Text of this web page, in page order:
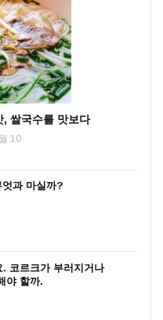
, 쌀국수를 맛보다
10
과 마실까?
코르크가 부러지거나
야 할까.